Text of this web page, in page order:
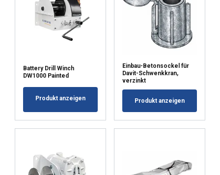
Battery Drill Winch
DW1000 Painted
Produkt anzeigen
Einbau-Betonsockel für
Davit-Schwenkkran,
verzinkt
Produkt anzeigen
POKAŻ SZCZEGÓŁY